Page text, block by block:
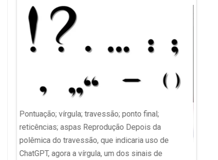
Pontuação; vírgula; travessão; ponto final;
reticências; aspas Reprodução Depois da
polêmica do travessão, que indicaria uso de
ChatGPT, agora a vírgula, um dos sinais de